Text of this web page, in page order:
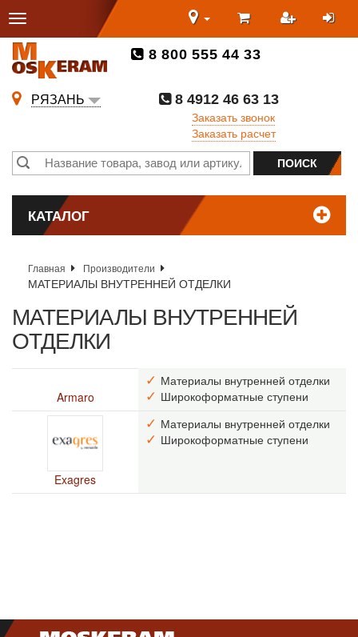
8 800 555 44 33
РЯЗАНЬ
8 4912 46 63 13
Заказать звонок
Заказать расчет
КАТАЛОГ
Главная Производители
МАТЕРИАЛЫ ВНУТРЕННЕЙ ОТДЕЛКИ
МАТЕРИАЛЫ ВНУТРЕННЕЙ
ОТДЕЛКИ
Armaro
Материалы внутренней отделки
Широкоформатные ступени
Exagres
Материалы внутренней отделки
Широкоформатные ступени